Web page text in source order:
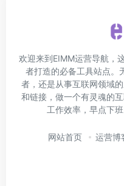
欢迎来到EIMM运营导航，
者打造的必备工具站点。
者，还是从事互联网领域
和链接，做一个有灵魂的
工作效率，早点下
网站首页 运营博